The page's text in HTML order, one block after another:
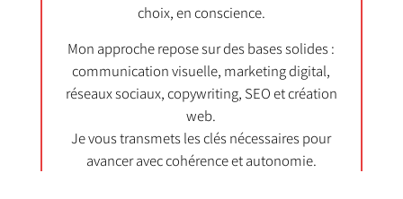
choix, en conscience.
Mon approche repose sur des bases solides :
communication visuelle, marketing digital,
réseaux sociaux, copywriting, SEO et création
web.
Je vous transmets les clés nécessaires pour
avancer avec cohérence et autonomie.